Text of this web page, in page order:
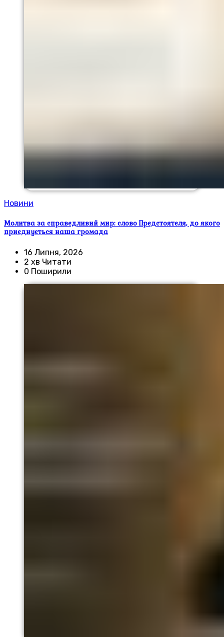
Новини
Молитва за справедливий мир: слово Предстоятеля, до якого
приєднується наша громада
16 Липня, 2026
2 хв Читати
0 Поширили